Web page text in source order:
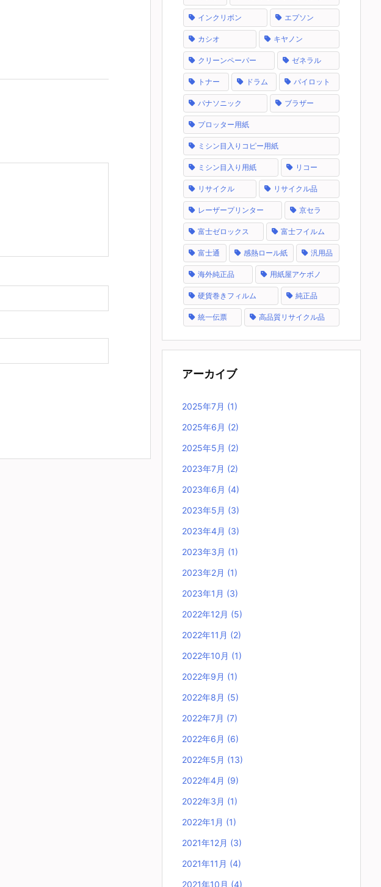
インクリボン エプソン
カシオ キヤノン
クリーンペーパー ゼネラル
トナー ドラム パイロット
パナソニック ブラザー
プロッター用紙
ミシン目入りコピー用紙
ミシン目入り用紙 リコー
リサイクル リサイクル品
レーザープリンター 京セラ
富士ゼロックス 富士フイルム
富士通 感熱ロール紙 汎用品
海外純正品 用紙屋アケボノ
硬貨巻きフィルム 純正品
統一伝票 高品質リサイクル品
アーカイブ
2025年7月 (1)
2025年6月 (2)
2025年5月 (2)
2023年7月 (2)
2023年6月 (4)
2023年5月 (3)
2023年4月 (3)
2023年3月 (1)
2023年2月 (1)
2023年1月 (3)
2022年12月 (5)
2022年11月 (2)
2022年10月 (1)
2022年9月 (1)
2022年8月 (5)
2022年7月 (7)
2022年6月 (6)
2022年5月 (13)
2022年4月 (9)
2022年3月 (1)
2022年1月 (1)
2021年12月 (3)
2021年11月 (4)
2021年10月 (4)